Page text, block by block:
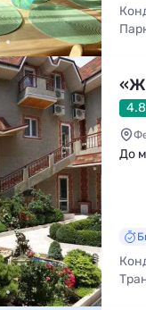
4.8
До